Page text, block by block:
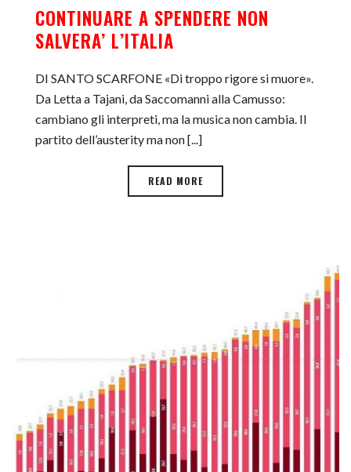
CONTINUARE A SPENDERE NON
SALVERA’ L’ITALIA
DI SANTO SCARFONE «Di troppo rigore si muore».
Da Letta a Tajani, da Saccomanni alla Camusso:
cambiano gli interpreti, ma la musica non cambia. Il
partito dell’austerity ma non [...]
READ MORE